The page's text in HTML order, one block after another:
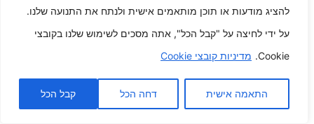
להציג מודעות או תוכן מותאמים אישית ולנתח את התנועה שלנו.
על ידי לחיצה על "קבל הכל", אתה מסכים לשימוש שלנו בקובצי
Cookie. מדיניות קובצי Cookie
התאמה אישית דחה הכל קבל הכל
אימייל*